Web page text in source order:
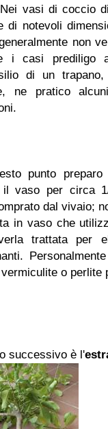
vasi di coccio
di notevoli
non
i casi prediligo
di un
ne pratico
punto
il vaso per circa
dal vivaio;
in vaso che
trattata per
o perlite
successivo è l'